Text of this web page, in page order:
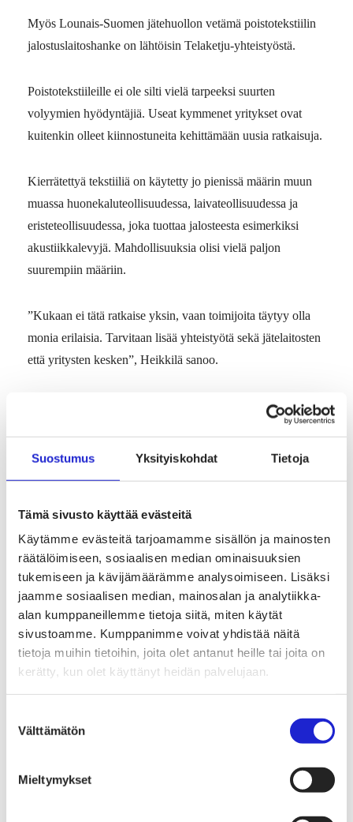
Suostumus Yksityiskohdat Tietoja
Tämä sivusto käyttää evästeitä
Käytämme evästeitä tarjoamamme sisällön ja mainosten
räätälöimiseen, sosiaalisen median ominaisuuksien
tukemiseen ja kävijämäärämme analysoimiseen. Lisäksi
jaamme sosiaalisen median, mainosalan ja analytiikka-
alan kumppaneillemme tietoja siitä, miten käytät
sivustoamme. Kumppanimme voivat yhdistää näitä
tietoja muihin tietoihin, joita olet antanut heille tai joita on
kerätty, kun olet käyttänyt heidän palvelujaan.
valinta
Välttämätön
Mieltymykset
Myös Lounais-Suomen jätehuollon vetämä poistotekstiilin
jalostuslaitoshanke on lähtöisin Telaketju-yhteistyöstä.
Poistotekstiileille ei ole silti vielä tarpeeksi suurten
volyymien hyödyntäjiä. Useat kymmenet yritykset ovat
kuitenkin olleet kiinnostuneita kehittämään uusia ratkaisuja.
Kierrätettyä tekstiiliä on käytetty jo pienissä määrin muun
muassa huonekaluteollisuudessa, laivateollisuudessa ja
eristeteollisuudessa, joka tuottaa jalosteesta esimerkiksi
akustiikkalevyjä. Mahdollisuuksia olisi vielä paljon
suurempiin määriin.
”Kukaan ei tätä ratkaise yksin, vaan toimijoita täytyy olla
monia erilaisia. Tarvitaan lisää yhteistyötä sekä jätelaitosten
että yritysten kesken”, Heikkilä sanoo.
TUKEUTUVIA LIIKETOIMINTAMUOTOJA VOISIVAT
AUTOMAATIO- JA ROBOTIIKKAOSAAJILLEKIN
LÖYTYY TEKEMISTÄ.
3. tarve: 5–10
miljoonaa euroa
Jukka Heikkilä kertoo, että rahoituksen saamisessa on ollut
helpompi saada rahoitusta kuin varsinaiseen investointiin.
Tuet ovat olleet pieniä, suurimmillaan 200 000 euroa työ- ja
Nyt jalostuslaitoksen pilottivaiheessa puhutaan noin 1,5